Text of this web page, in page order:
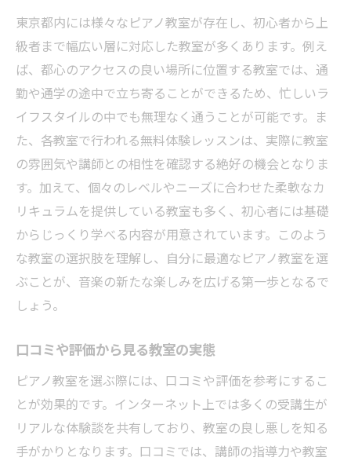
東京都内には様々なピアノ教室が存在し、初心者から上
級者まで幅広い層に対応した教室が多くあります。例え
ば、都心のアクセスの良い場所に位置する教室では、通
勤や通学の途中で立ち寄ることができるため、忙しいラ
イフスタイルの中でも無理なく通うことが可能です。ま
た、各教室で行われる無料体験レッスンは、実際に教室
の雰囲気や講師との相性を確認する絶好の機会となりま
す。加えて、個々のレベルやニーズに合わせた柔軟なカ
リキュラムを提供している教室も多く、初心者には基礎
からじっくり学べる内容が用意されています。このよう
な教室の選択肢を理解し、自分に最適なピアノ教室を選
ぶことが、音楽の新たな楽しみを広げる第一歩となるで
しょう。
口コミや評価から見る教室の実態
ピアノ教室を選ぶ際には、口コミや評価を参考にするこ
とが効果的です。インターネット上では多くの受講生が
リアルな体験談を共有しており、教室の良し悪しを知る
手がかりとなります。口コミでは、講師の指導力や教室